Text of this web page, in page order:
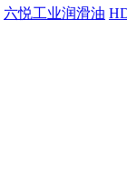
六悦工业润滑油